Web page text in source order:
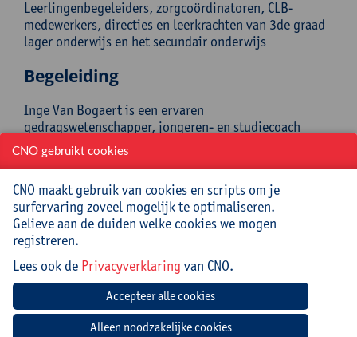
Leerlingenbegeleiders, zorgcoördinatoren, CLB-
medewerkers, directies en leerkrachten van 3de graad
lager onderwijs en het secundair onderwijs
Begeleiding
Inge Van Bogaert is een ervaren
gedragswetenschapper, jongeren- en studiecoach
(hoogbegaafdheidspraktijk Mind@Domus), senior
teacher en leerlingenbegeleider (30 jaar ervaring) en
Praktisch
Deze cursus loopt over 2 dagen.
Cursuscode:26/SEB/128A
Cursusmateriaal en lunch inbegrepen
CNO gebruikt cookies
CNO maakt gebruik van cookies en scripts om je
surfervaring zoveel mogelijk te optimaliseren.
Gelieve aan de duiden welke cookies we mogen
registreren.
Lees ook de Privacyverklaring van CNO.